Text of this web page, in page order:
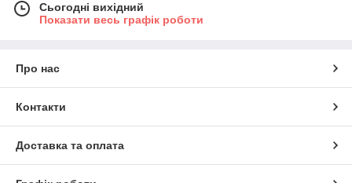
Сьогодні вихідний
Показати весь графік роботи
Про нас
Контакти
Доставка та оплата